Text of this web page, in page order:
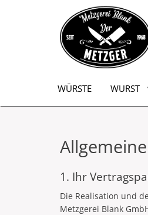
WÜRSTE WURST
1. Ihr
Die Realisation und
Metzgerei Blank